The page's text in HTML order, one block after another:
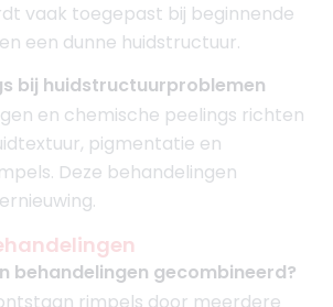
vaak toegepast bij beginnende
een dunne huidstructuur.
bij huidstructuurproblemen
en chemische peelings richten
pigmentatie en
Deze behandelingen
behandelingen gecombineerd?